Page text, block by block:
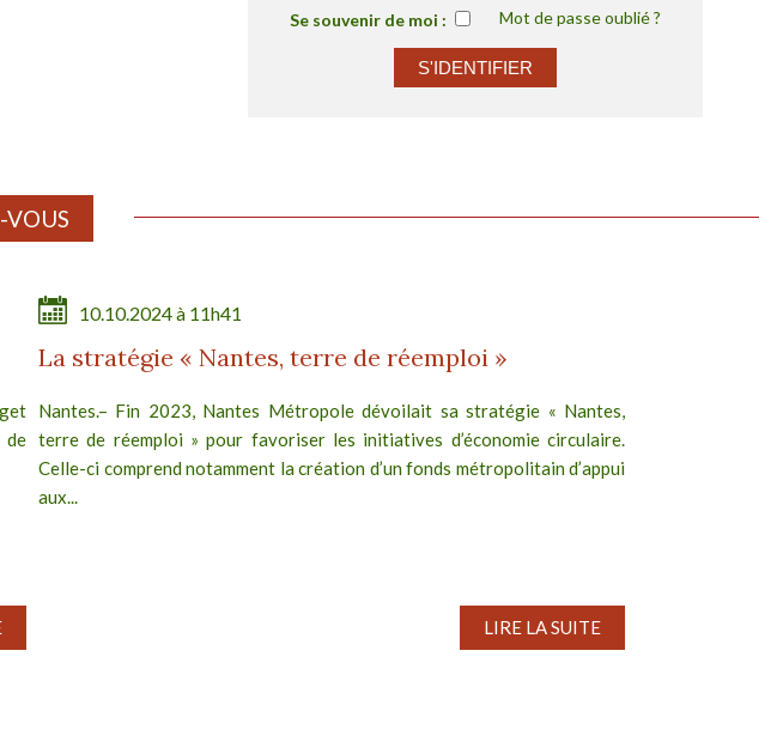
Se souvenir de moi : Mot de passe oublié ?
de
10.10.2024 à 11h41
La stratégie « Nantes, terre de réemploi »
Nantes.– Fin 2023, Nantes Métropole dévoilait sa stratégie « Nantes,
terre de réemploi » pour favoriser les initiatives d’économie circulaire.
Celle-ci comprend notamment la création d’un fonds métropolitain d’appui
aux...
LIRE LA SUITE